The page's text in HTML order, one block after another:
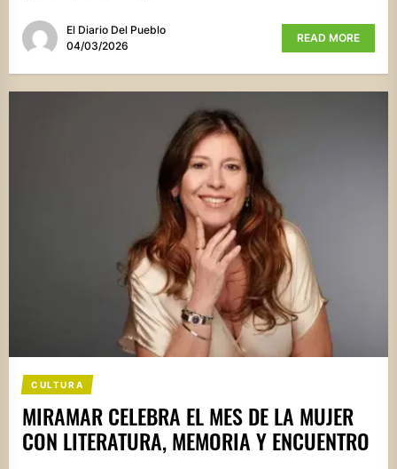
El Diario Del Pueblo
04/03/2026
READ MORE
CULTURA
MIRAMAR CELEBRA EL MES DE LA MUJER
CON LITERATURA, MEMORIA Y ENCUENTRO